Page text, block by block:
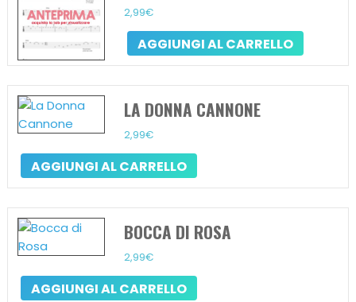
2,99€
AGGIUNGI AL CARRELLO
LA DONNA CANNONE
2,99€
AGGIUNGI AL CARRELLO
BOCCA DI ROSA
2,99€
AGGIUNGI AL CARRELLO